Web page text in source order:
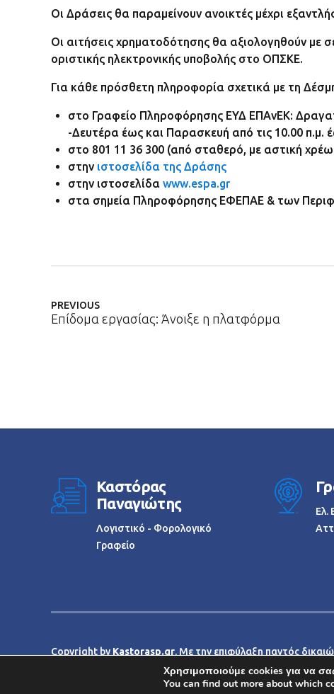
Οι Δράσεις θα παραμείνουν ανοικτές μέχρι
Οι αιτήσεις χρηματοδότησης θα αξιολογηθούν με
οριστικής ηλεκτρονικής υποβολής στο OΠΣΚΕ.
Για κάθε πρόσθετη πληροφορία σχετικά με τη
στο Γραφείο Πληροφόρησης ΕΥΔ ΕΠΑνΕΚ:
-Δευτέρα έως και Παρασκευή από τις 10.00 π.μ.
στο 801 11 36 300 (από σταθερό, με αστική
στην ιστοσελίδα της Δράσης
στην ιστοσελίδα www.espa.gr
στα σημεία Πληροφόρησης ΕΦΕΠΑΕ & των
PREVIOUS
Επίδομα εργασίας: Άνοιξε η πλατφόρμα
Καστόρας
Παναγιώτης
Λογιστικό - Φορολογικό
Γραφείο
Ελ.
Copyright by Kastorasp.gr. Με την επιφύλαξη παντός
Χρησιμοποιούμε cookies για να
You can find out more about which